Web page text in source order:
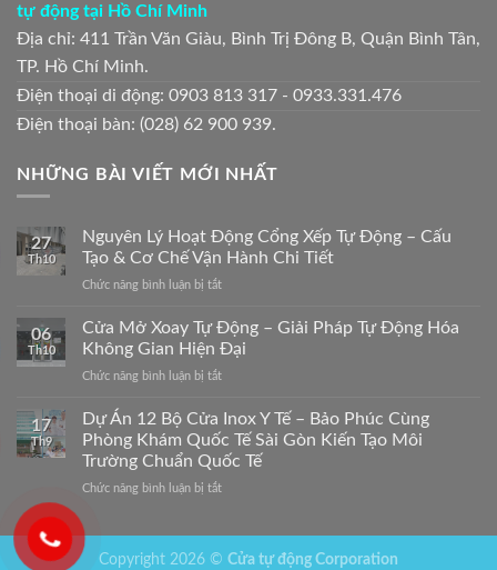
tự động tại Hồ Chí Minh
Địa chỉ: 411 Trần Văn Giàu, Bình Trị Đông B, Quận Bình Tân,
TP. Hồ Chí Minh.
Điện thoại di động: 0903 813 317 - 0933.331.476
Điện thoại bàn: (028) 62 900 939.
NHỮNG BÀI VIẾT MỚI NHẤT
27
Th10
Nguyên Lý Hoạt Động Cổng Xếp Tự Động – Cấu
Tạo & Cơ Chế Vận Hành Chi Tiết
Chức năng bình luận bị tắtở
Lý
Hoạt
Động
Cổng
Tự
Động
–
Tạo
Vận
06
Th10
Cửa Mở Xoay Tự Động – Giải Pháp Tự Động Hóa
Không Gian Hiện Đại
Chức năng bình luận bị tắtở
Mở
Xoay
Tự
Động
–
Động
17
Th9
Dự Án 12 Bộ Cửa Inox Y Tế – Bảo Phúc Cùng
Phòng Khám Quốc Tế Sài Gòn Kiến Tạo Môi
Trường Chuẩn Quốc Tế
Chức năng bình luận bị tắtở
Bộ
Copyright 2026 © Cửa tự động Corporation